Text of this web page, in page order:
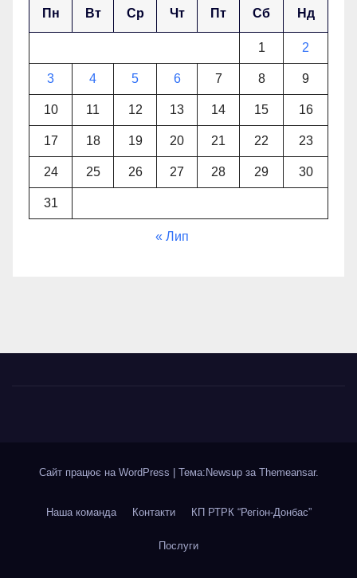
Пн Вт Ср Чт Пт Сб Нд
1 2
3 4 5 6 7 8 9
10 11 12 13 14 15 16
17 18 19 20 21 22 23
24 25 26 27 28 29 30
31
« Лип
Сайт працює на WordPress Тема:Newsup за Themeansar.
Наша команда Контакти КП РТРК “Регіон-Донбас”
Послуги